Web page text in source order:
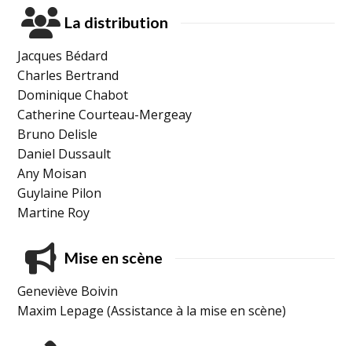
La distribution
Jacques Bédard
Charles Bertrand
Dominique Chabot
Catherine Courteau-Mergeay
Bruno Delisle
Daniel Dussault
Any Moisan
Guylaine Pilon
Martine Roy
Mise en scène
Geneviève Boivin
Maxim Lepage (Assistance à la mise en scène)